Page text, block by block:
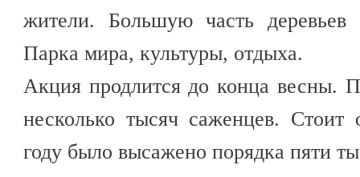
жители. Большую часть деревьев
Парка мира, культуры, отдыха.
Акция продлится до конца весны.
несколько тысяч саженцев.
году было высажено порядка пяти